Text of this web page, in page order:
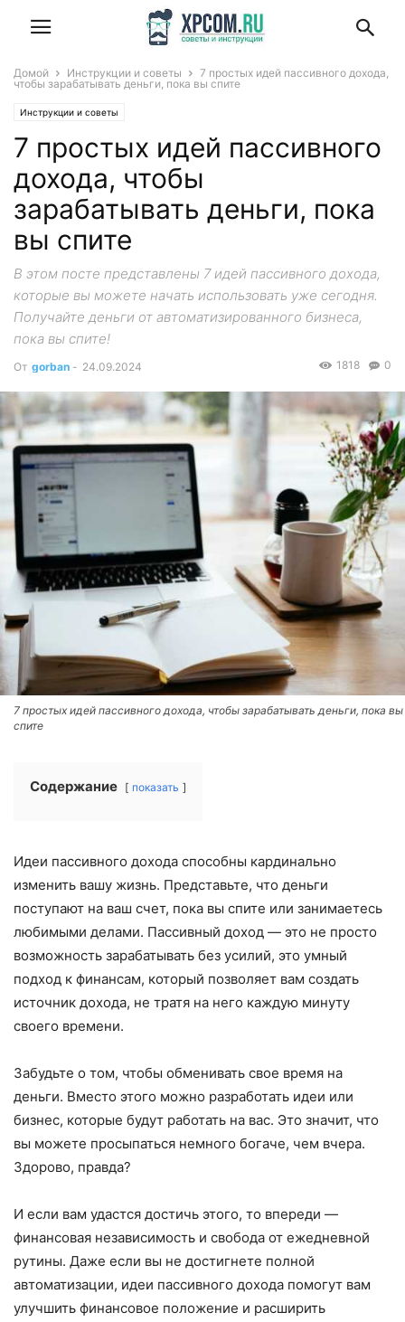
Домой Инструкции и советы
7 простых идей пассивного дохода,
чтобы зарабатывать деньги, пока вы спите
Инструкции и советы
7 простых идей пассивного
дохода, чтобы
зарабатывать деньги, пока
вы спите
В этом посте представлены 7 идей пассивного дохода,
которые вы можете начать использовать уже сегодня.
Получайте деньги от автоматизированного бизнеса,
пока вы спите!
От gorban - 24.09.2024 0
1818
7 простых идей пассивного дохода, чтобы зарабатывать деньги, пока вы
спите
Содержание показать
Идеи пассивного дохода способны кардинально
изменить вашу жизнь. Представьте, что деньги
поступают на ваш счет, пока вы спите или занимаетесь
любимыми делами. Пассивный доход — это не просто
возможность зарабатывать без усилий, это умный
подход к финансам, который позволяет вам создать
источник дохода, не тратя на него каждую минуту
своего времени.
Забудьте о том, чтобы обменивать свое время на
деньги. Вместо этого можно разработать идеи или
бизнес, которые будут работать на вас. Это значит, что
вы можете просыпаться немного богаче, чем вчера.
Здорово, правда?
И если вам удастся достичь этого, то впереди —
финансовая независимость и свобода от ежедневной
рутины. Даже если вы не достигнете полной
автоматизации, идеи пассивного дохода помогут вам
улучшить финансовое положение и расширить